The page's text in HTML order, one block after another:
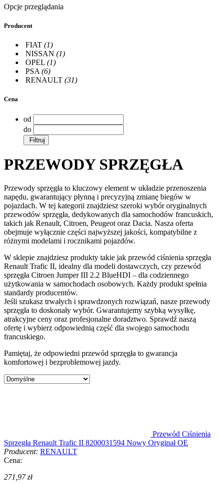
Opcje przeglądania
Producent
FIAT (1)
NISSAN (1)
OPEL (1)
PSA (6)
RENAULT (31)
Cena
od
do
Filtruj
PRZEWODY SPRZĘGŁA
Przewody sprzęgła to kluczowy element w układzie przenoszenia
napędu, gwarantujący płynną i precyzyjną zmianę biegów w
pojazdach. W tej kategorii znajdziesz szeroki wybór oryginalnych
przewodów sprzęgła, dedykowanych dla samochodów francuskich,
takich jak Renault, Citroen, Peugeot oraz Dacia. Nasza oferta
obejmuje wyłącznie części najwyższej jakości, kompatybilne z
różnymi modelami i rocznikami pojazdów.
W sklepie znajdziesz produkty takie jak przewód ciśnienia sprzęgła
Renault Trafic II, idealny dla modeli dostawczych, czy przewód
sprzęgła Citroen Jumper III 2.2 BlueHDI – dla codziennego
użytkowania w samochodach osobowych. Każdy produkt spełnia
standardy producentów.
Jeśli szukasz trwałych i sprawdzonych rozwiązań, nasze przewody
sprzęgła to doskonały wybór. Gwarantujemy szybką wysyłkę,
atrakcyjne ceny oraz profesjonalne doradztwo. Sprawdź naszą
ofertę i wybierz odpowiednią część dla swojego samochodu
francuskiego.
Pamiętaj, że odpowiedni przewód sprzęgła to gwarancja
komfortowej i bezproblemowej jazdy.
Przewód Ciśnienia
Sprzęgła Renault Trafic II 8200031594 Nowy Oryginał OE
Producent: RENAULT
Cena:
271,97 zł